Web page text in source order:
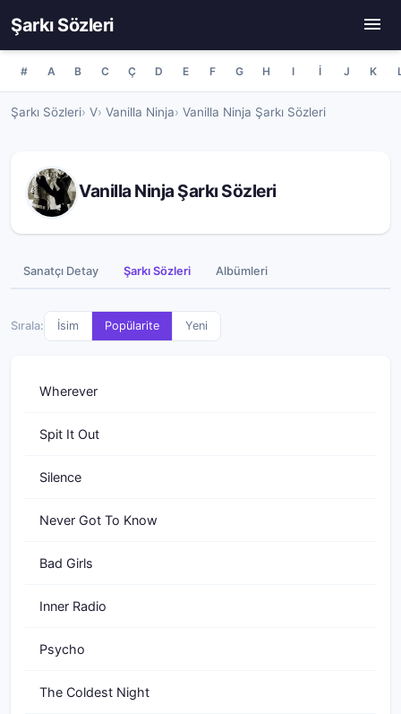
Şarkı Sözleri
# A B C Ç D E F G H I İ J K
Şarkı Sözleri V Vanilla Ninja Vanilla Ninja Şarkı Sözleri
Vanilla Ninja Şarkı Sözleri
Sanatçı Detay Şarkı Sözleri Albümleri
Sırala: İsim Popülarite Yeni
Wherever
Spit It Out
Silence
Never Got To Know
Bad Girls
Inner Radio
Psycho
The Coldest Night